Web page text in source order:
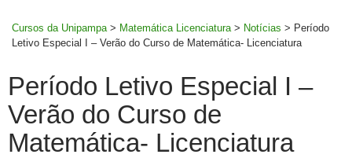
Cursos da Unipampa > Matemática Licenciatura > Notícias > Período
Letivo Especial I – Verão do Curso de Matemática- Licenciatura
Período Letivo Especial I –
Verão do Curso de
Matemática- Licenciatura